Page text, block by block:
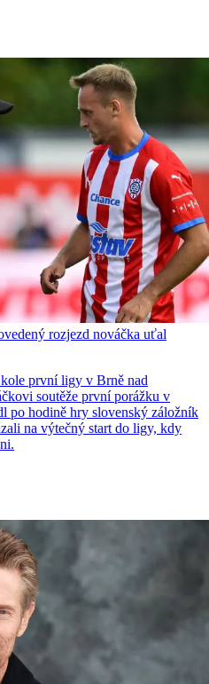
rozjezd nováčka uťal
první ligy v Brně nad
soutěže první porážku v
po hodině hry slovenský záložník
na výtečný start do ligy, kdy